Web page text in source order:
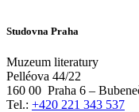
Studovna Praha
Muzeum literatury
Pelléova 44/22
160 00 Praha 6 –
Tel.: +420 221 343 537